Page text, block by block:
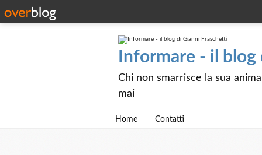
Informare - il
Chi non smarrisce la sua
mai
Home Contatti